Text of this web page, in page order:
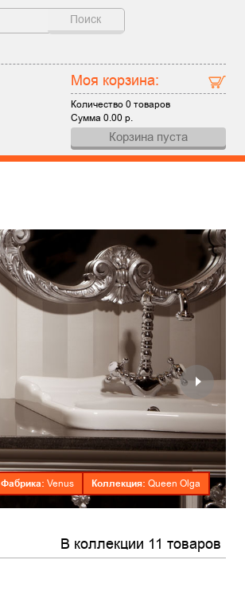
Поиск
Моя корзина:
Количество0 товаров
Сумма0.00 р.
Корзина пуста
Фабрика: Venus Коллекция: Queen Olga
В коллекции 11 товаров